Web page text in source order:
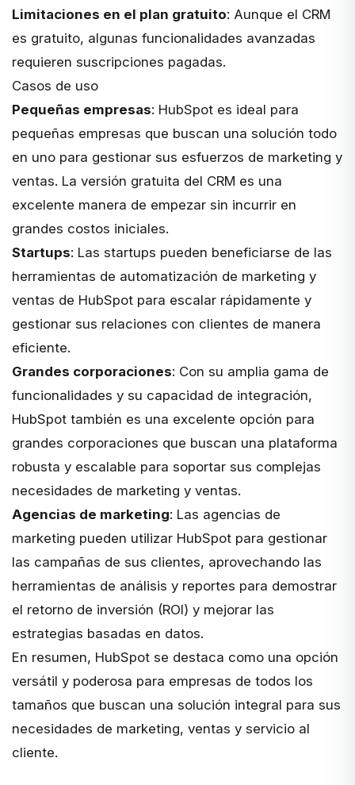
Limitaciones en el plan gratuito: Aunque el CRM
es gratuito, algunas funcionalidades avanzadas
requieren suscripciones pagadas.
Casos de uso
Pequeñas empresas: HubSpot es ideal para
pequeñas empresas que buscan una solución todo
en uno para gestionar sus esfuerzos de marketing y
ventas. La versión gratuita del CRM es una
excelente manera de empezar sin incurrir en
grandes costos iniciales.
Startups: Las startups pueden beneficiarse de las
herramientas de automatización de marketing y
ventas de HubSpot para escalar rápidamente y
gestionar sus relaciones con clientes de manera
eficiente.
Grandes corporaciones: Con su amplia gama de
funcionalidades y su capacidad de integración,
HubSpot también es una excelente opción para
grandes corporaciones que buscan una plataforma
robusta y escalable para soportar sus complejas
necesidades de marketing y ventas.
Agencias de marketing: Las agencias de
marketing pueden utilizar HubSpot para gestionar
las campañas de sus clientes, aprovechando las
herramientas de análisis y reportes para demostrar
el retorno de inversión (ROI) y mejorar las
estrategias basadas en datos.
En resumen, HubSpot se destaca como una opción
versátil y poderosa para empresas de todos los
tamaños que buscan una solución integral para sus
necesidades de marketing, ventas y servicio al
cliente.